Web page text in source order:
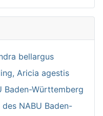
results.
bellargus
Aricia agestis
Baden-Württemberg
NABU Baden-